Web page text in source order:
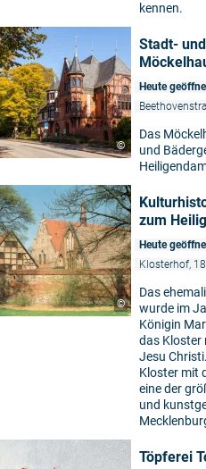
kennen.
©
Stadt-
Heute
Das
und
©
zum
Heute
Klosterhof,
Das
wurde im
Königin
das Kloster
Jesu
Kloster mit
eine der
und
Töpferei